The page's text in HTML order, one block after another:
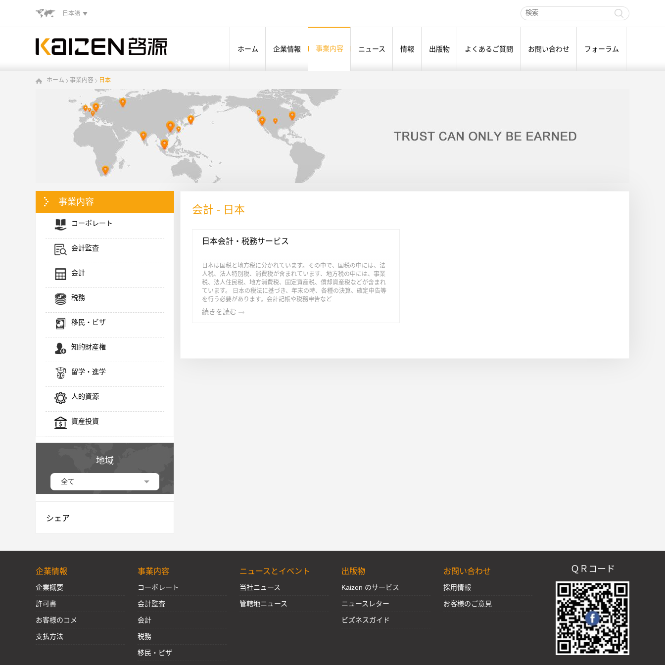
日本語
ホーム 企業情報 事業内容 ニュース 情報 出版物 よくあるご質問 お問い合わせ フォーラム
ホーム 事業内容 日本
会計 - 日本
日本会計・税務サービス
日本は国税と地方税に分かれています。その中で、国税の中には、法
人税、法人特別税、消費税が含まれています、地方税の中には、事業
税、法人住民税、地方消費税、固定資産税、償却資産税などが含まれ
ています。 日本の税法に基づき、年末の時、各種の決算、確定申告等
を行う必要があります。会計記帳や税務申告など
続きを読む
事業内容
コーポレート
会計監査
会計
税務
移民・ビザ
知的財産権
留学・進学
人的資源
資産投資
地域
全て
シェア
企業情報
企業概要
許可書
お客様のコメ
支払方法
事業内容
コーポレート
会計監査
会計
税務
移民・ビザ
ニュースとイベント
当社ニュース
管轄地ニュース
出版物
Kaizen のサービス
ニュースレター
ビズネスガイド
お問い合わせ
採用情報
お客様のご意見
ＱＲコード